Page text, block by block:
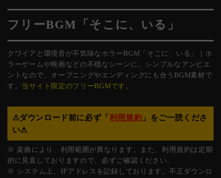
フリーBGM「そこに、いる」
クワイアと環境音が不気味なホラーBGM「そこに、いる」｜ホ
ラーゲームや映画などの不穏なシーンに。シンプルなアンビエ
ントなので、オープニングやエンディングにも合うBGM素材で
す。 当サイト限定のフリーBGMです。
⚠︎ダウンロード前に必ず「 利用規約 」をご一読くださ
い⚠︎
※ 楽曲により、利用範囲が異なります。また、利用規約は定期
的に見直しておりますので、必ずご確認ください。
※ システム上、IPアドレスを記録しております。不正ダウンロ